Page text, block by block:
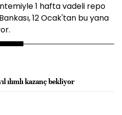
1 hafta vadeli repo
12 Ocak'tan bu yana
ılımlı kazanç bekliyor